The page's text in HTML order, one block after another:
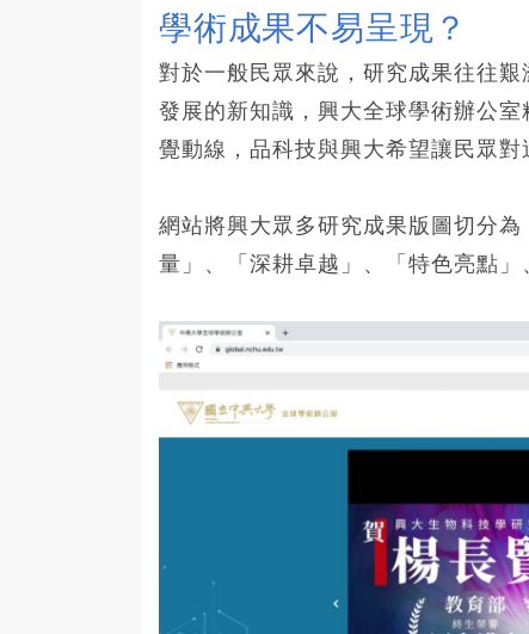
學術成果不易呈現？
對於一般民眾來說，研究成果往往
發展的新知識，興大全球學術辦公
覺動線，品科技與興大希望讓民眾
網站將興大眾多研究成果版圖切分
量」、「深耕卓越」、「特色亮點」